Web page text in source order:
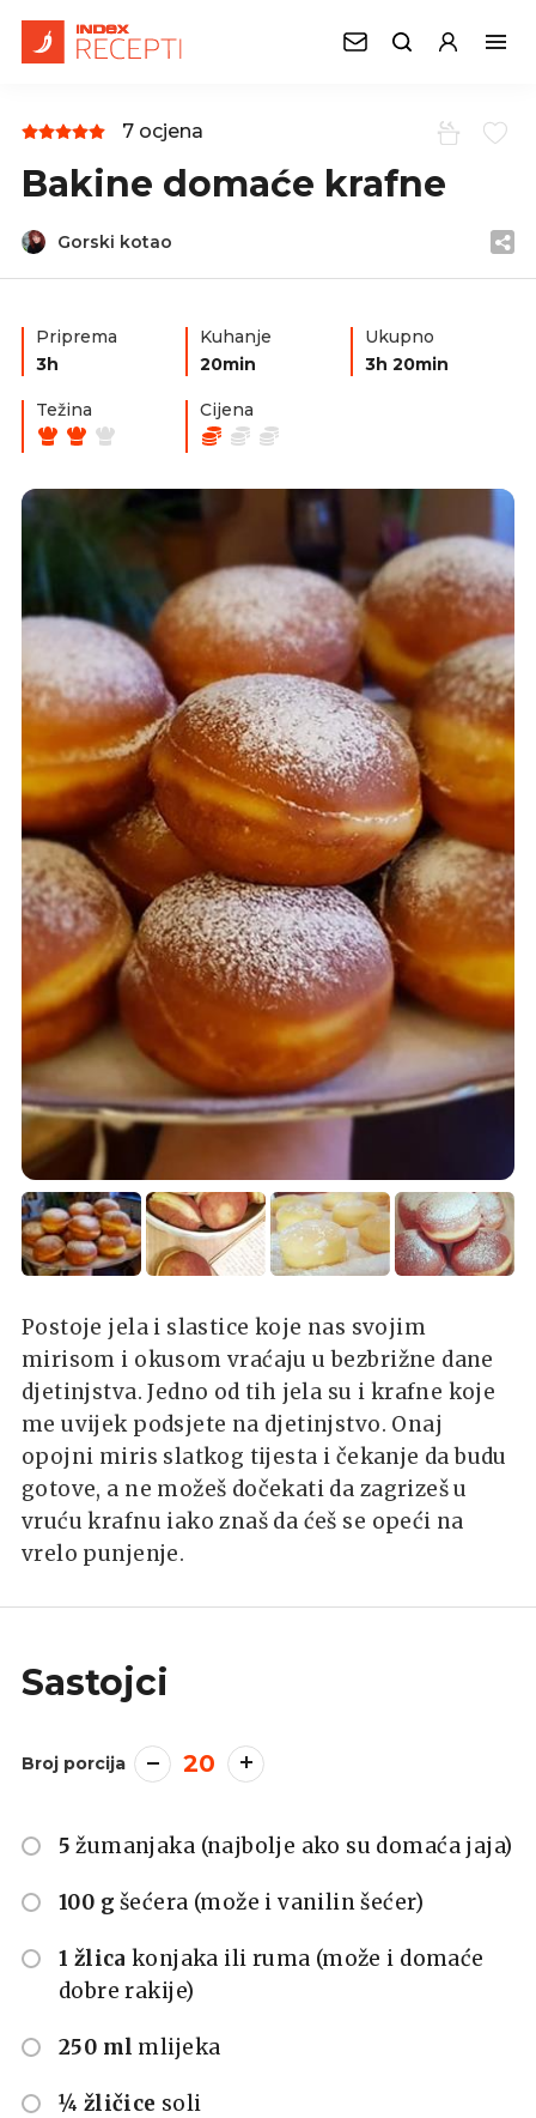
7 ocjena
Bakine domaće krafne
Gorski kotao
Priprema
3h
Kuhanje
20min
Ukupno
3h 20min
Težina Cijena
Postoje jela i slastice koje nas svojim
mirisom i okusom vraćaju u bezbrižne dane
djetinjstva. Jedno od tih jela su i krafne koje
me uvijek podsjete na djetinjstvo. Onaj
opojni miris slatkog tijesta i čekanje da budu
gotove, a ne možeš dočekati da zagrizeš u
vruću krafnu iako znaš da ćeš se opeći na
vrelo punjenje.
Sastojci
Broj porcija 20
5 žumanjaka (najbolje ako su domaća jaja)
100 g šećera (može i vanilin šećer)
1 žlica konjaka ili ruma (može i domaće
dobre rakije)
250 ml mlijeka
¼ žličice soli